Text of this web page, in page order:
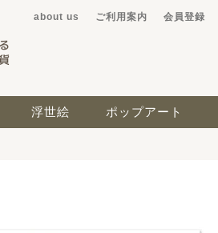
about us ご利用案内 会員登録
浮世絵 ポップアート